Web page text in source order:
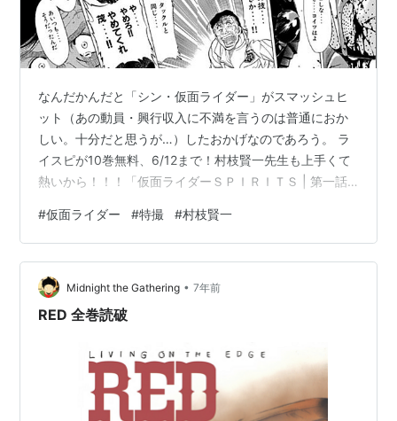
なんだかんだと「シン・仮面ライダー」がスマッシュヒ
ット（あの動員・興行収入に不満を言うのは普通におか
しい。十分だと思うが…）したおかげなのであろう。 ラ
イスピが10巻無料、6/12まで！村枝賢一先生も上手くて
熱いから！！！「仮面ライダーＳＰＩＲＩＴＳ | 第一話
(@moooomofu) May 30, 2023 コミックdaysで仮面ライ
ダーSPIRITSが10巻無料やってる。読み直してみると、
無印の頃は話がサクサク進むなあ。
pic.twitter.com/7ajDAbrXmm— かじめ焼き
(@kajime_yak…
#仮面ライダー #特撮 #村枝賢一
Midnight the Gathering • 7年前
RED 全巻読破